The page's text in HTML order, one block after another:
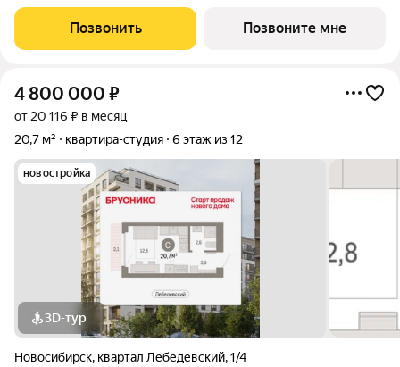
Высота потолков 2.7 м. Квартира с кухней-гостиной и двумя
спальнями в квартале
Позвонить Позвоните мне
4 800 000 ₽
от 20 116 ₽ в месяц
20,7 м²
квартира-студия 6 этаж из 12
новостройка
3D-тур
Новосибирск, квартал Лебедевский,1/4